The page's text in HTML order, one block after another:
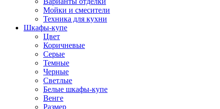
Мойки и смесители
Техника для кухни
Шкафы-купе
Цвет
Коричневые
Серые
Темные
Черные
Светлые
Белые шкафы-купе
Венге
Размер